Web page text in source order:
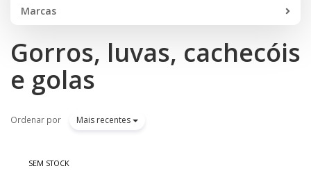
Marcas
Gorros, luvas, cachecóis
e golas
Ordenar por Mais recentes
SEM STOCK